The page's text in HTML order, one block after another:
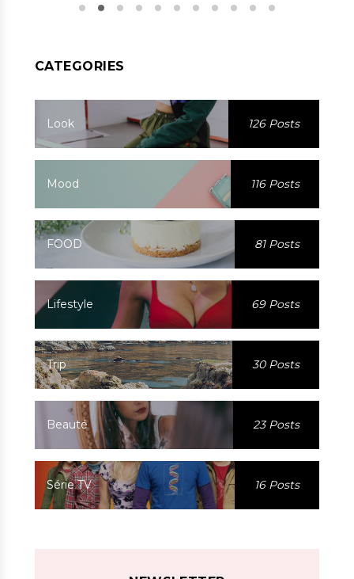
CATEGORIES
Look 126 Posts
Mood 116 Posts
FOOD 81 Posts
Lifestyle 69 Posts
Trip 30 Posts
Beauté 23 Posts
Série TV 16 Posts